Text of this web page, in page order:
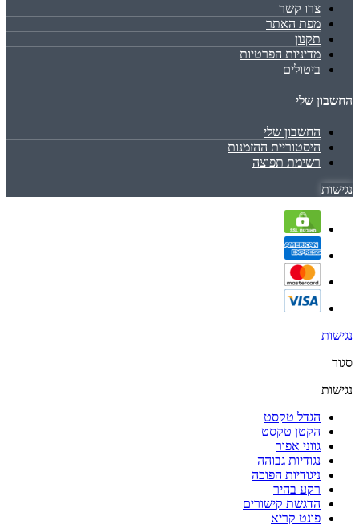
צרו קשר
מפת האתר
תקנון
מדיניות הפרטיות
ביטולים
החשבון שלי
החשבון שלי
היסטוריית ההזמנות
רשימת תפוצה
נגישות
נגישות
סגור
נגישות
הגדל טקסט
הקטן טקסט
גווני אפור
נגודיות גבוהה
ניגודיות הפוכה
רקע בהיר
הדגשת קישורים
פונט קריא